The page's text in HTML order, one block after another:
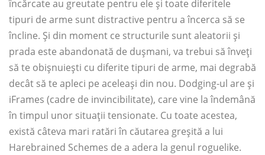
încărcate au greutate pentru ele și toate diferitele
tipuri de arme sunt distractive pentru a încerca să se
încline. Și din moment ce structurile sunt aleatorii și
prada este abandonată de dușmani, va trebui să înveți
să te obișnuiești cu diferite tipuri de arme, mai degrabă
decât să te apleci pe aceleași din nou. Dodging-ul are și
iFrames (cadre de invincibilitate), care vine la îndemână
în timpul unor situații tensionate. Cu toate acestea,
există câteva mari ratări în căutarea greșită a lui
Harebrained Schemes de a adera la genul roguelike.